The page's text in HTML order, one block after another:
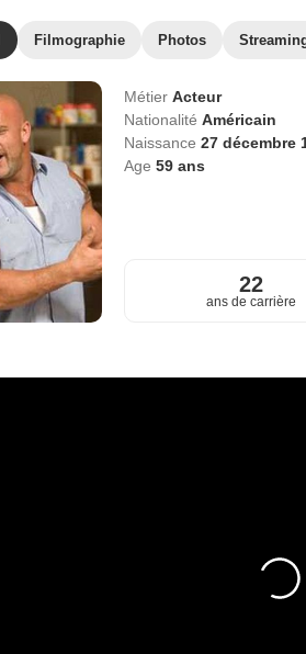
Filmographie Photos
Métier Acteur
Nationalité Américain
Naissance 27 décembre
Age 59ans
22
ans de carrière